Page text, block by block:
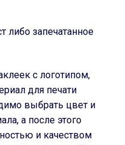
либо запечатанное
с логотипом,
для печати
выбрать цвет и
а после этого
и качеством